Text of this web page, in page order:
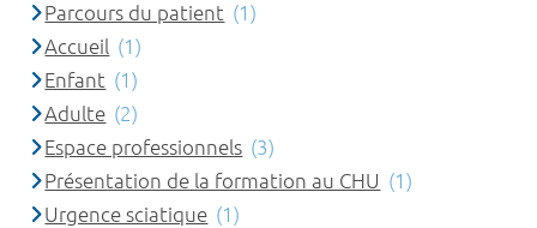
Parcours du patient (1)
Accueil (1)
Enfant (1)
Adulte (2)
Espace professionnels (3)
Présentation de la formation au CHU (1)
Urgence sciatique (1)